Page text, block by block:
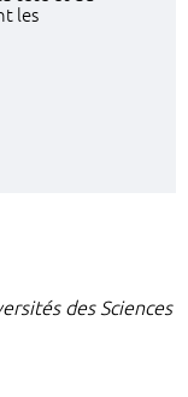
les
des Sciences